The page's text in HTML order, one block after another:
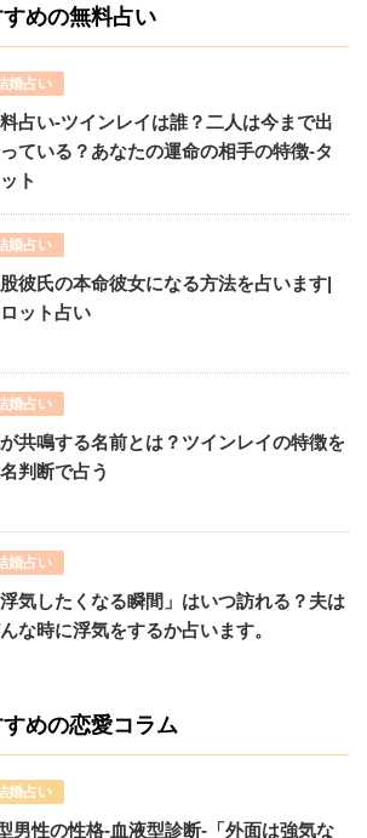
めの無料占い
婚占い
占い-ツインレイは誰？二人は今まで出
ている？あなたの運命の相手の特徴-タ
ト
婚占い
彼氏の本命彼女になる方法を占います|
ット占い
婚占い
共鳴する名前とは？ツインレイの特徴を
判断で占う
婚占い
浮気したくなる瞬間」はいつ訪れる？夫は
な時に浮気をするか占います。
めの恋愛コラム
婚占い
男性の性格-血液型診断-「外面は強気な